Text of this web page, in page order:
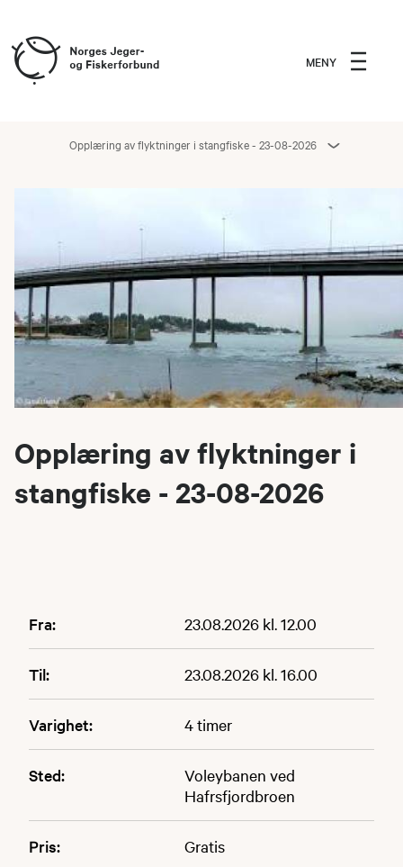
MENY
Opplæring av flyktninger i stangfiske - 23-08-2026
Opplæring av flyktninger i
stangfiske - 23-08-2026
Fra: 23.08.2026 kl. 12.00
Til: 23.08.2026 kl. 16.00
Varighet: 4 timer
Sted:
Voleybanen ved
Hafrsfjordbroen
Pris: Gratis